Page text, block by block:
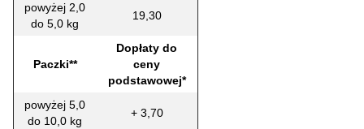
powyżej 2,0
do 5,0 kg
19,30
Paczki**
Dopłaty do
ceny
podstawowej*
powyżej 5,0
do 10,0 kg
+ 3,70